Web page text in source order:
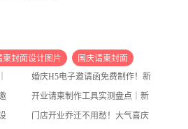
柬封面设计图片 国庆请柬封面
请柬封面怎么写 国庆请柬
婚庆H5电子邀请函免费制作！新手也能拿捏的高端设计技巧
开业请柬制作工具实测盘点｜新手也能零门槛做出高级感请柬
门店开业乔迁不用愁！大气喜庆电子请柬，适配各类门店氛围